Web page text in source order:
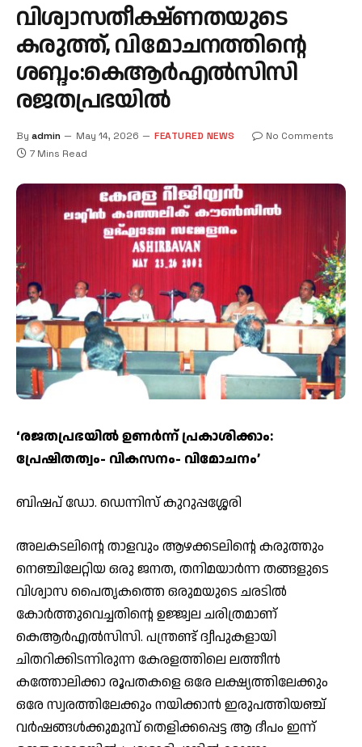
വിശ്വാസതീക്ഷ്ണതയുടെ
കരുത്ത്, വിമോചനത്തിന്റെ
ശബ്ദം:കെആര്‍എല്‍സിസി
രജതപ്രഭയില്‍
By admin May 14, 2026 FEATURED NEWS
No Comments
7 Mins Read
‘രജതപ്രഭയില്‍ ഉണര്‍ന്ന് പ്രകാശിക്കാം:
പ്രേഷിതത്വം- വികസനം- വിമോചനം’
ബിഷപ് ഡോ. ഡെന്നിസ് കുറുപ്പശ്ശേരി
അലകടലിന്റെ താളവും ആഴക്കടലിന്റെ കരുത്തും
നെഞ്ചിലേറ്റിയ ഒരു ജനത, തനിമയാര്‍ന്ന തങ്ങളുടെ
വിശ്വാസ പൈതൃകത്തെ ഒരുമയുടെ ചരടില്‍
കോര്‍ത്തുവെച്ചതിന്റെ ഉജ്ജ്വല ചരിത്രമാണ്
കെആര്‍എല്‍സിസി. പന്ത്രണ്ട് ദ്വീപുകളായി
ചിതറിക്കിടന്നിരുന്ന കേരളത്തിലെ ലത്തീന്‍
കത്തോലിക്കാ രൂപതകളെ ഒരേ ലക്ഷ്യത്തിലേക്കും
ഒരേ സ്വരത്തിലേക്കും നയിക്കാന്‍ ഇരുപത്തിയഞ്ച്
വര്‍ഷങ്ങള്‍ക്കുമുമ്പ് തെളിക്കപ്പെട്ട ആ ദീപം ഇന്ന്